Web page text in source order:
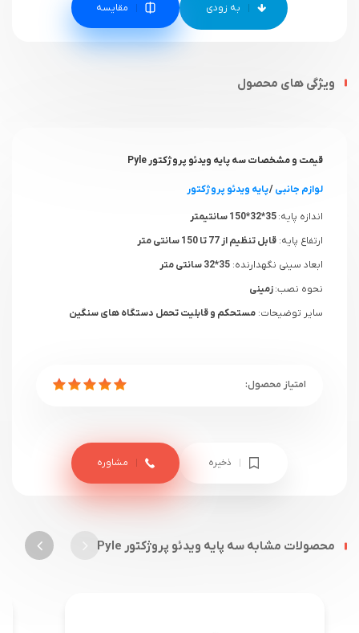
مقایسه
ویژگی های محصول
قیمت و مشخصات سه پایه ویدئو پروژکتور Pyle
لوازم جانبی/پایه ویدئو پروژکتور
اندازه پایه:
ارتفاع پایه: قابل تنظیم از 77 تا 150 سانتی متر
ابعاد سینی نگهدارنده: 35*32 سانتی متر
نحوه نصب:زمینی
سایر توضیحات: مستحکم و قابلیت تحمل دستگاه های سنگین
ذخیره مشاوره
محصولات مشابه سه پایه ویدئو پروژکتور Pyle